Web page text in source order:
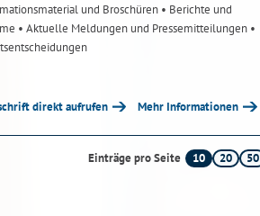
und Broschüren • Berichte und
• Aktuelle Meldungen und Pressemitteilungen •
direkt aufrufen Mehr Informationen
Einträge pro Seite 10 20 50